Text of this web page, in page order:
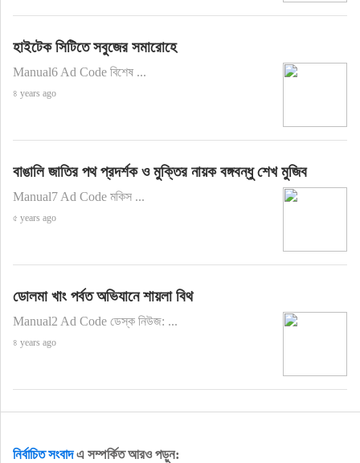
হাইটেক সিটিতে সবুজের সমারোহে
Manual6 Ad Code বিশেষ ...
৪ years ago
বাঙালি জাতির পথ প্রদর্শক ও মুক্তির নায়ক বঙ্গবন্ধু শেখ মুজিব
Manual7 Ad Code মকিস ...
৫ years ago
ডোলমা খাং পর্বত অভিযানে শায়লা বিথ
Manual2 Ad Code ডেস্ক নিউজ: ...
৪ years ago
নির্বাচিত সংবাদএ সম্পর্কিত আরও পড়ুন: